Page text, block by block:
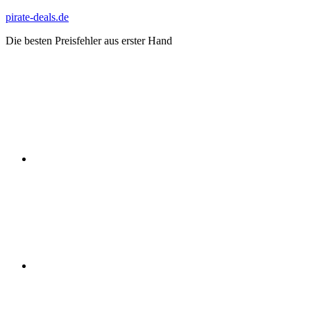
Zum
springen
pirate-deals.de
Die besten Preisfehler aus erster Hand